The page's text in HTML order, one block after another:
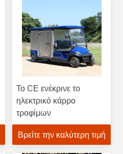
Το CE ενέκρινε το
ηλεκτρικό κάρρο
τροφίμων
Βρείτε την καλύτερη τιμή